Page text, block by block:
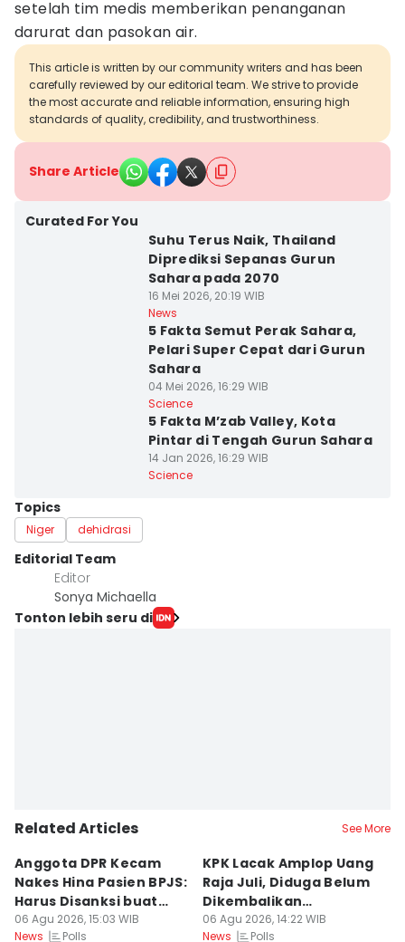
setelah tim medis memberikan penanganan
darurat dan pasokan air.
This article is written by our community writers and has been
carefully reviewed by our editorial team. We strive to provide
the most accurate and reliable information, ensuring high
standards of quality, credibility, and trustworthiness.
Share Article
Curated For You
Suhu Terus Naik, Thailand
Diprediksi Sepanas Gurun
Sahara pada 2070
16 Mei 2026, 20:19 WIB
News
5 Fakta Semut Perak Sahara,
Pelari Super Cepat dari Gurun
Sahara
04 Mei 2026, 16:29 WIB
Science
5 Fakta M’zab Valley, Kota
Pintar di Tengah Gurun Sahara
14 Jan 2026, 16:29 WIB
Science
Topics
Niger dehidrasi
Editorial Team
Editor
Sonya Michaella
Tonton lebih seru di
Related Articles See More
Anggota DPR Kecam
Nakes Hina Pasien BPJS:
Harus Disanksi buat
Pelajaran
06 Agu 2026, 15:03 WIB
News
Polls
KPK Lacak Amplop Uang
Raja Juli, Diduga Belum
Dikembalikan
Seluruhnya
06 Agu 2026, 14:22 WIB
News
Polls